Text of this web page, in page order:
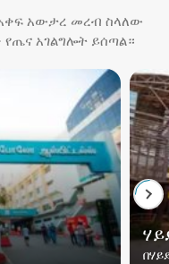
አቀፍ አውታረ መረብ ስላለው
አገልግሎት ይሰጣል።